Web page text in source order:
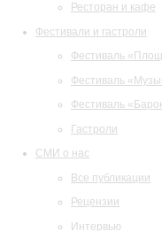
Ресторан и кафе
Фестивали и гастроли
Фестиваль
Фестиваль
Фестиваль
Гастроли
СМИ о нас
Все публикации
Рецензии
Интервью